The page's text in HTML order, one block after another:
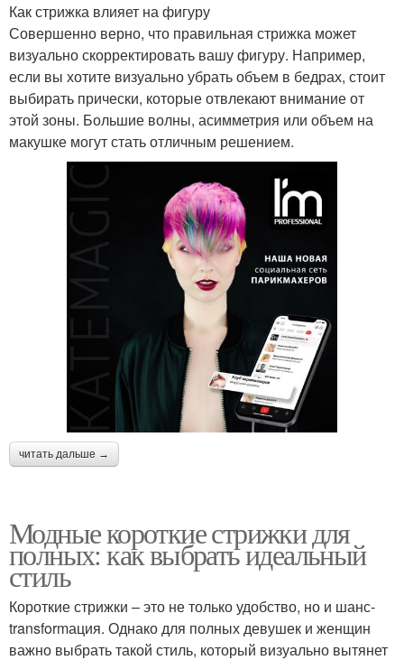
Как стрижка влияет на фигуру
Совершенно верно, что правильная стрижка может
визуально скорректировать вашу фигуру. Например,
если вы хотите визуально убрать объем в бедрах, стоит
выбирать прически, которые отвлекают внимание от
этой зоны. Большие волны, асимметрия или объем на
макушке могут стать отличным решением.
читать дальше →
Модные короткие стрижки для
полных: как выбрать идеальный
стиль
Короткие стрижки – это не только удобство, но и шанс-
transformация. Однако для полных девушек и женщин
важно выбрать такой стиль, который визуально вытянет